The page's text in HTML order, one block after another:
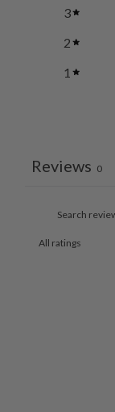
3
2
1
Reviews 0